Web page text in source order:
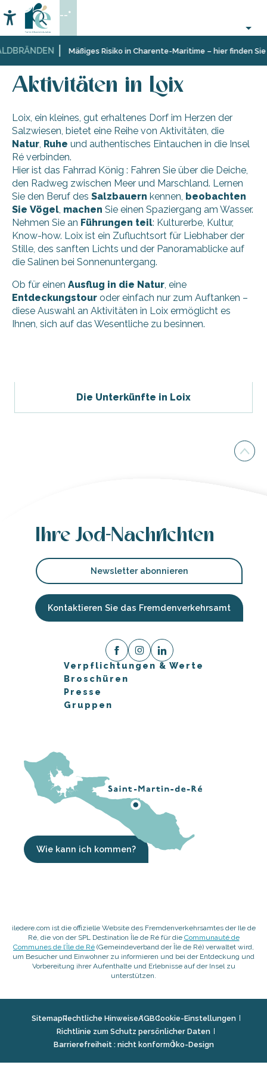
au
contenu
principal
Mäßiges Risiko in Charente-Maritime – hier finden
Accessibilité
Suche
--°
Startseite Entdecken
Zehn
und
facettenreiche
Landschaften
Loix Aktivitäten in Loix
Aktivitäten in Loix
Loix, ein kleines, gut erhaltenes Dorf im Herzen der
Salzwiesen, bietet eine Reihe von Aktivitäten, die
Natur, Ruhe und authentisches Eintauchen in die Insel
Ré verbinden.
Hier ist das Fahrrad König : Fahren Sie über die Deiche,
den Radweg zwischen Meer und Marschland. Lernen
Sie den Beruf des Salzbauern kennen, beobachten
Sie Vögel, machen Sie einen Spaziergang am Wasser.
Nehmen Sie an Führungen teil: Kulturerbe, Kultur,
Know-how. Loix ist ein Zufluchtsort für Liebhaber der
Stille, des sanften Lichts und der Panoramablicke auf
die Salinen bei Sonnenuntergang.
Ob für einen Ausflug in die Natur, eine
Entdeckungstour oder einfach nur zum Auftanken –
diese Auswahl an Aktivitäten in Loix ermöglicht es
Ihnen, sich auf das Wesentliche zu besinnen.
Spaziergang zum Bienenhaus von L'Abeille de Ré
Kirche Sainte-Catherine in Loix
Katamaran- und Windsurfkurse für Jugendliche/
Zauberhafte Spaziergänge durch die Salzwiesen mit
Die Unterkünfte in Loix
Ihre Jod-Nachrichten
Newsletter abonnieren
Kontaktieren Sie das Fremdenverkehrsamt
Verpflichtungen & Werte
Broschüren
Presse
Gruppen
Wie kann ich kommen?
iledere.com ist die offizielle Website des Fremdenverkehrsamtes der Ile de
Ré, die von der SPL Destination Île de Ré für die Communauté de
Communes de l’Île de Ré (Gemeindeverband der Île de Ré) verwaltet wird,
um Besucher und Einwohner zu informieren und bei der Entdeckung und
Vorbereitung ihrer Aufenthalte und Erlebnisse auf der Insel zu
unterstützen.
SitemapRechtliche HinweiseAGBCookie-Einstellungen
Richtlinie zum Schutz persönlicher Daten
Barrierefreiheit : nicht konformÖko-Design